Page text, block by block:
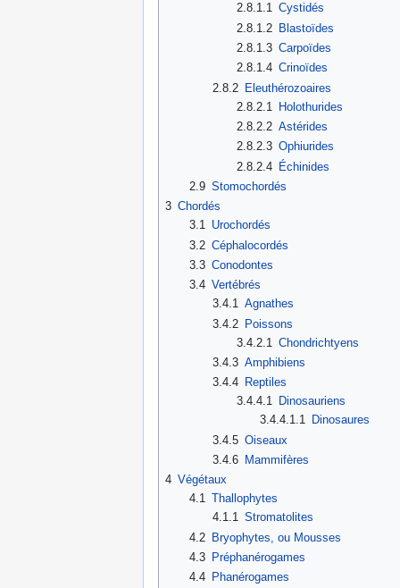
2.8.1.1 Cystidés
2.8.1.2 Blastoïdes
2.8.1.3 Carpoïdes
2.8.1.4 Crinoïdes
2.8.2 Eleuthérozoaires
2.8.2.1
Holothurides
2.8.2.2 Astérides
2.8.2.3 Ophiurides
2.8.2.4 Échinides
2.9 Stomochordés
3 Chordés
3.1 Urochordés
3.2 Céphalocordés
3.3 Conodontes
3.4 Vertébrés
3.4.1 Agnathes
3.4.2 Poissons
3.4.2.1 Chondrichtyens
3.4.3 Amphibiens
3.4.4 Reptiles
3.4.4.1
Dinosauriens
3.4.4.1.1 Dinosaures
3.4.5 Oiseaux
3.4.6 Mammifères
4 Végétaux
4.1 Thallophytes
4.1.1 Stromatolites
4.2 Bryophytes, ou Mousses
4.3
Préphanérogames
4.4
Phanérogames